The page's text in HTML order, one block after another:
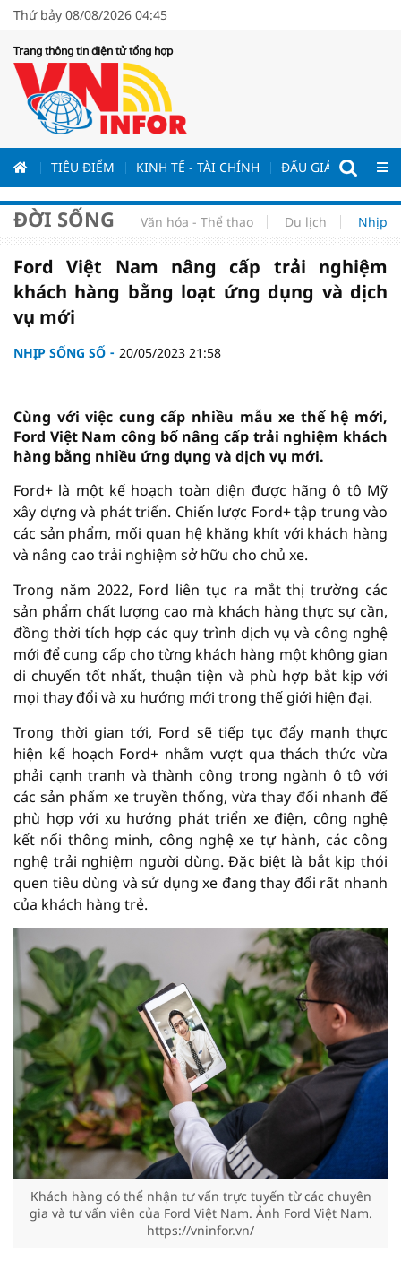
Thứ bảy 08/08/2026 04:45
Trang thông tin điện tử tổng hợp
TIÊU ĐIỂM KINH TẾ - TÀI CHÍNH ĐẤU GIÁ - ĐẤU
ĐỜI SỐNG Văn hóa - Thể thao Du lịch Nhịp
Ford Việt Nam nâng cấp trải nghiệm
khách hàng bằng loạt ứng dụng và dịch
vụ mới
NHỊP SỐNG SỐ 20/05/2023 21:58
Cùng với việc cung cấp nhiều mẫu xe thế hệ mới,
Ford Việt Nam công bố nâng cấp trải nghiệm khách
hàng bằng nhiều ứng dụng và dịch vụ mới.
Ford+ là một kế hoạch toàn diện được hãng ô tô Mỹ
xây dựng và phát triển. Chiến lược Ford+ tập trung vào
các sản phẩm, mối quan hệ khăng khít với khách hàng
và nâng cao trải nghiệm sở hữu cho chủ xe.
Trong năm 2022, Ford liên tục ra mắt thị trường các
sản phẩm chất lượng cao mà khách hàng thực sự cần,
đồng thời tích hợp các quy trình dịch vụ và công nghệ
mới để cung cấp cho từng khách hàng một không gian
di chuyển tốt nhất, thuận tiện và phù hợp bắt kịp với
mọi thay đổi và xu hướng mới trong thế giới hiện đại.
Trong thời gian tới, Ford sẽ tiếp tục đẩy mạnh thực
hiện kế hoạch Ford+ nhằm vượt qua thách thức vừa
phải cạnh tranh và thành công trong ngành ô tô với
các sản phẩm xe truyền thống, vừa thay đổi nhanh để
phù hợp với xu hướng phát triển xe điện, công nghệ
kết nối thông minh, công nghệ xe tự hành, các công
nghệ trải nghiệm người dùng. Đặc biệt là bắt kịp thói
quen tiêu dùng và sử dụng xe đang thay đổi rất nhanh
của khách hàng trẻ.
Khách hàng có thể nhận tư vấn trực tuyến từ các chuyên
gia và tư vấn viên của Ford Việt Nam. Ảnh Ford Việt Nam.
https://vninfor.vn/